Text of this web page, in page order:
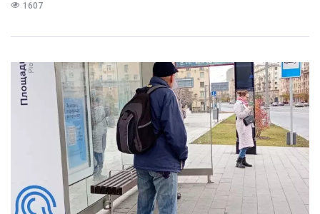
1607